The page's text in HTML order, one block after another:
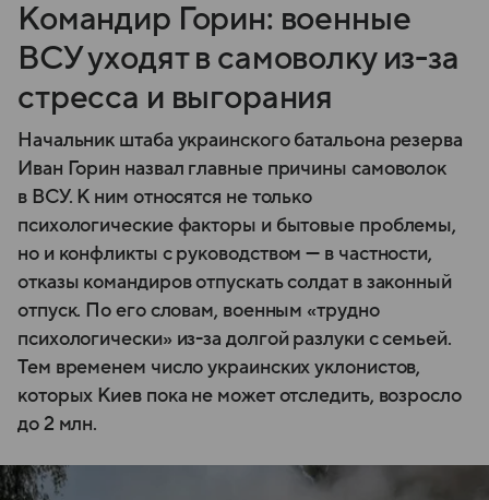
Командир Горин: военные
ВСУ уходят в самоволку из-за
стресса и выгорания
Начальник штаба украинского батальона резерва
Иван Горин назвал главные причины самоволок
в ВСУ. К ним относятся не только
психологические факторы и бытовые проблемы,
но и конфликты с руководством — в частности,
отказы командиров отпускать солдат в законный
отпуск. По его словам, военным «трудно
психологически» из-за долгой разлуки с семьей.
Тем временем число украинских уклонистов,
которых Киев пока не может отследить, возросло
до 2 млн.